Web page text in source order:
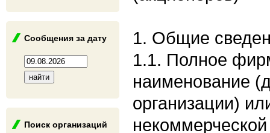
Сообщения за дату
Поиск организаций
1. Общие
1.1. Полное
наименование
организации)